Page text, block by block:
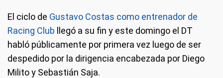
El ciclo de Gustavo Costas como entrenador de
Racing Club llegó a su fin y este domingo el DT
habló públicamente por primera vez luego de ser
despedido por la dirigencia encabezada por Diego
Milito y Sebastián Saja.